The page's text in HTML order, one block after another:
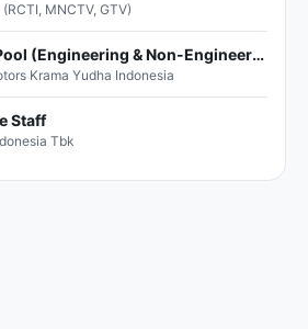
MNCTV, GTV)
MMKI Talent Pool (Engineering & Non-Engineering)
Krama Yudha Indonesia
Staff
Tbk